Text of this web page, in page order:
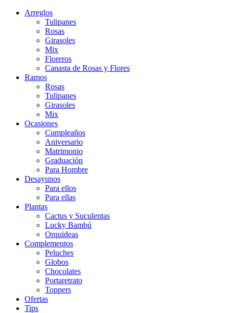
Arreglos
Tulipanes
Rosas
Girasoles
Mix
Floreros
Canasta de Rosas y Flores
Ramos
Rosas
Tulipanes
Girasoles
Mix
Ocasiones
Cumpleaños
Aniversario
Matrimonio
Graduación
Para Hombre
Desayunos
Para ellos
Para ellas
Plantas
Cactus y Suculentas
Lucky Bambú
Orquideas
Complementos
Peluches
Globos
Chocolates
Portaretrato
Toppers
Ofertas
Tips